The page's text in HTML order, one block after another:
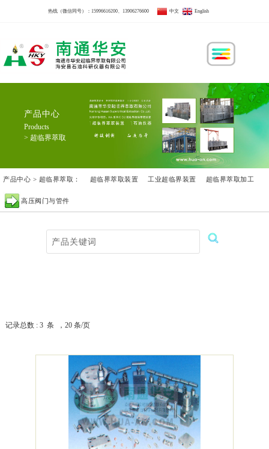
热线（微信同号）： 15996616200、 13906276600 中文 English
产品中心
Products
> 超临界萃取
产品中心 > 超临界萃取： 超临界萃取装置 工业超临界装置 超临界萃取加工
高压阀门与管件
记录总数 : 3 条 ，20 条/页